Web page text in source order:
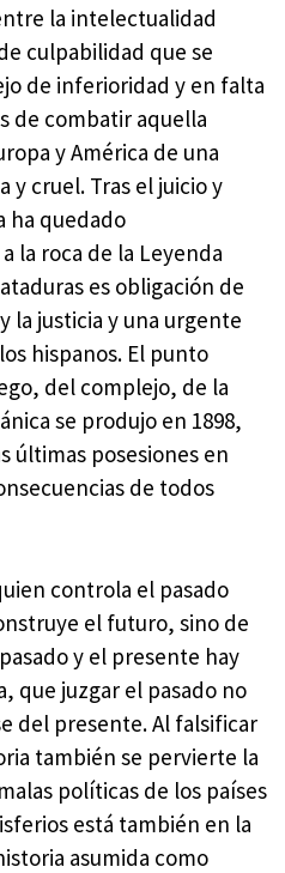
la intelectualidad
culpabilidad que se
de inferioridad y en falta
de combatir aquella
y América de una
y cruel. Tras el juicio y
ha quedado
la roca de la Leyenda
es obligación de
la justicia y una urgente
hispanos. El punto
del complejo, de la
se produjo en 1898,
últimas posesiones en
de todos
controla el pasado
el futuro, sino de
y el presente hay
que juzgar el pasado no
del presente. Al falsificar
también se pervierte la
políticas de los países
está también en la
asumida como